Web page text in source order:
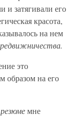
и затягивали его
красота,
на нем
это
образом на его
резюмемне